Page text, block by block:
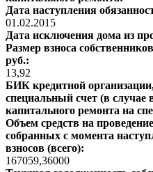
Дата наступления
01.02.2015
Дата исключения дома из
Размер взноса
руб.:
13,92
БИК кредитной
специальный счет (в
капитального ремонта на
Объем средств на
собранных с момента
взносов (всего):
167059,36000